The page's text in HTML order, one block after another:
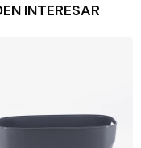
INTERESAR